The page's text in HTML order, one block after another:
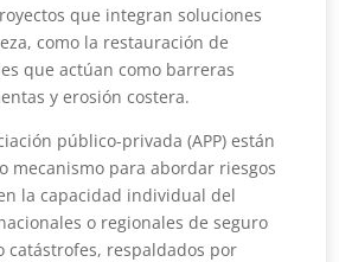
que integran soluciones
como la restauración de
que actúan como barreras
y erosión costera.
público-privada (APP) están
mecanismo para abordar riesgos
la capacidad individual del
o regionales de seguro
catástrofes, respaldados por